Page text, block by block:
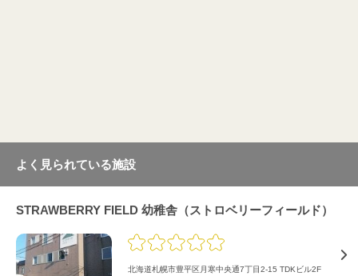
よく見られている施設
STRAWBERRY FIELD 幼稚舎（ストロベリーフィールド）
北海道札幌市豊平区月寒中央通7丁目2-15 TDKビル2F